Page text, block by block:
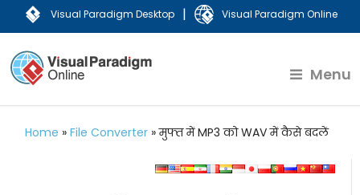
Visual Paradigm Desktop | Visual Paradigm Online
Menu
Home »File Converter »मुफ्त में MP3 को WAV में कैसे बदलें